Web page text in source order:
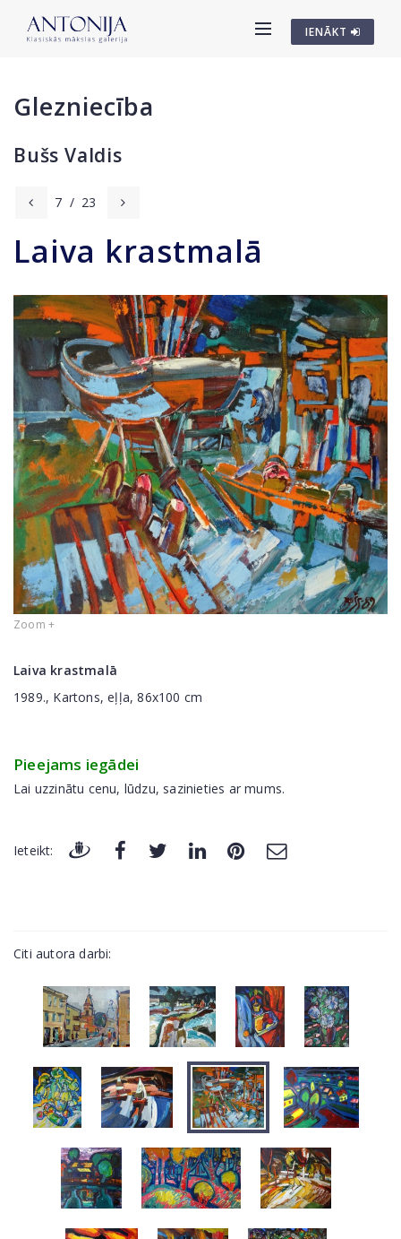
IENĀKT
Glezniecība
Bušs Valdis
7 / 23
Laiva krastmalā
Zoom +
Laiva krastmalā
1989., Kartons, eļļa, 86x100 cm
Pieejams iegādei
Lai uzzinātu cenu, lūdzu, sazinieties ar mums.
Ieteikt:
Citi autora darbi: